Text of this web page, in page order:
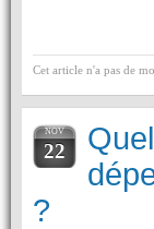
Cet article n'a pas de
NOV
22
?